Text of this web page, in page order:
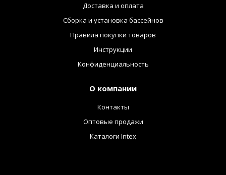
Доставка и оплата
Сборка и установка бассейнов
Правила покупки товаров
Инструкции
Конфиденциальность
О компании
Контакты
Оптовые продажи
Каталоги Intex